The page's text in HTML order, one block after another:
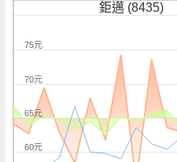
鉅邁 (8435)
60元
65元
70元
75元